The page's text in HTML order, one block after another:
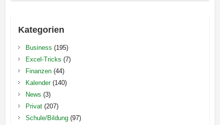
Kategorien
Business (195)
Excel-Tricks (7)
Finanzen(44)
Kalender(140)
News (3)
Privat(207)
Schule/Bildung(97)